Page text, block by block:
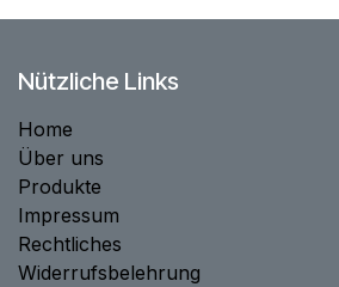
Nützliche Links
Home
Über uns
Produkte
Impressum
Rechtliches
Widerrufsbelehrung